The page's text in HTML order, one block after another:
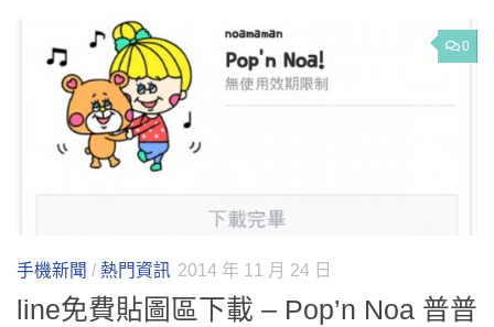
0
手機新聞 / 熱門資訊 2014 年 11 月 24 日
line免費貼圖區下載 – Pop’n Noa 普普